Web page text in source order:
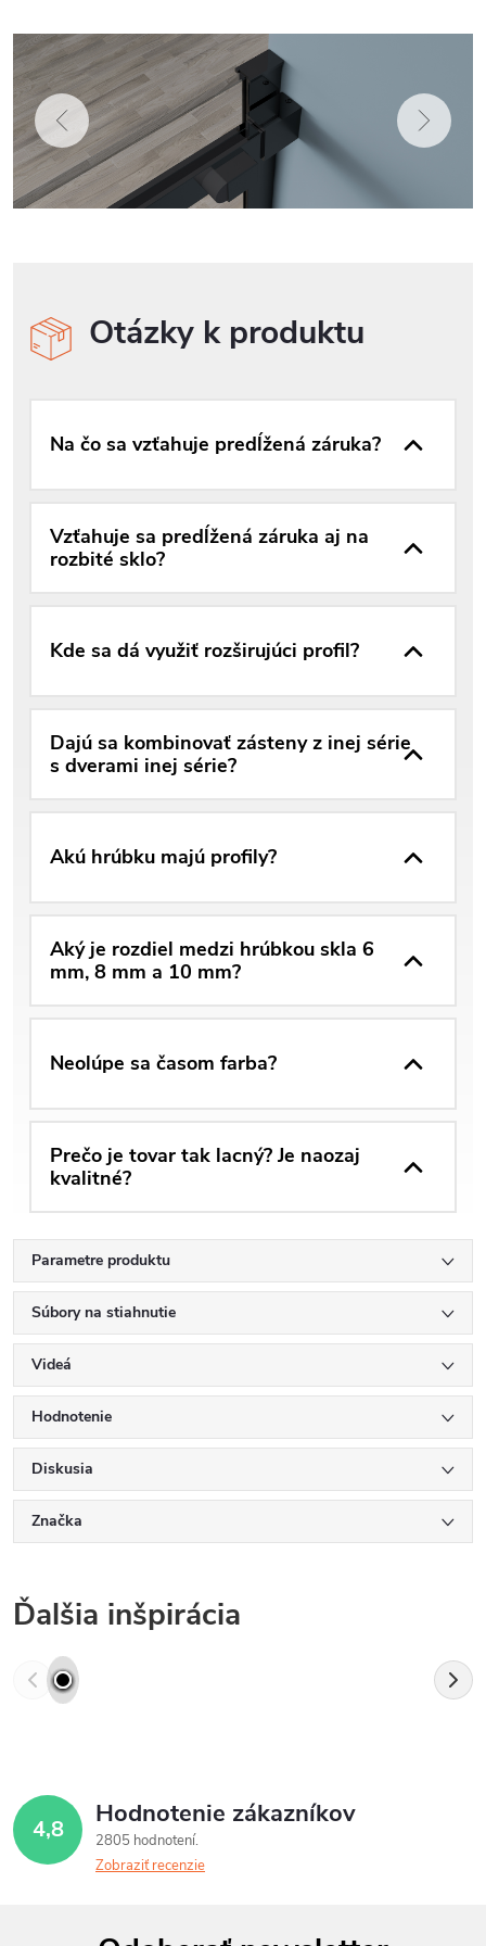
Otázky k produktu
Na čo sa vzťahuje predĺžená záruka?
Vzťahuje sa predĺžená záruka aj na
rozbité sklo?
Kde sa dá využiť rozširujúci profil?
Dajú sa kombinovať zásteny z inej série
s dverami inej série?
Akú hrúbku majú profily?
Aký je rozdiel medzi hrúbkou skla 6
mm, 8 mm a 10 mm?
Neolúpe sa časom farba?
Prečo je tovar tak lacný? Je naozaj
kvalitné?
Parametre produktu
Súbory na stiahnutie
Videá
Hodnotenie
Diskusia
Značka
Ďalšia inšpirácia
4,8 Hodnotenie zákazníkov
2805 hodnotení
Zobraziť recenzie